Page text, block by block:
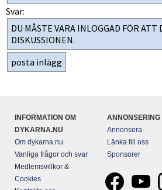
Svar:
INFORMATION OM
DYKARNA.NU
Om dykarna.nu
Vanliga frågor och svar
Medlemsvillkor &
Cookies
Annonsera
Länka till oss
Sponsorer